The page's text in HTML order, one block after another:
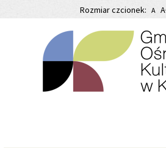
Rozmiar czcionek: A